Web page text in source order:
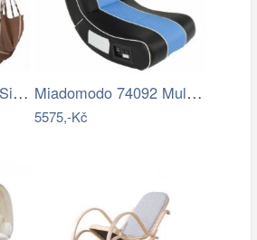
Houpací sedačka La Siesta HABANA - IN Miadomodo 74092 Multimediální křeslo,…
5575,-Kč